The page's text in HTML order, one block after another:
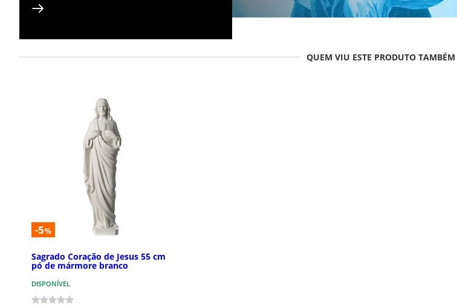
QUEM VIU ESTE PRODUTO TAMBÉM
-5%
Sagrado Coração de Jesus 55 cm
pó de mármore branco
DISPONÍVEL